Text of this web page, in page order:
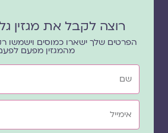
רוצה לקבל את מגזין
הפרטים שלך ישארו כמוסים וישמשו
מהמגזין מפעם לפעם.
שם
אימייל